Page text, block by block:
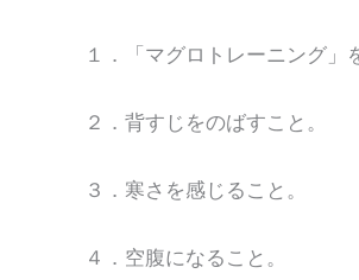
１．「マグロトレーニング」
２．背すじをのばすこと。
３．寒さを感じること。
４．空腹になること。